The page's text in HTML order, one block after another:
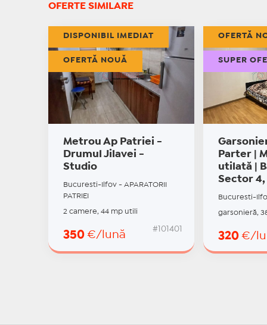
OFERTE SIMILARE
Metrou Ap Patriei -
Drumul Jilavei -
Studio
Bucuresti-Ilfov - APARATORII
PATRIEI
2 camere, 44 mp utili
350 €/lună
#101401
DISPONIBIL IMEDIAT
OFERTĂ NOUĂ
Parter |
utilată |
Sector 4,
Bucuresti-
garsonieră,
320€/
OFERTĂ
SUPER